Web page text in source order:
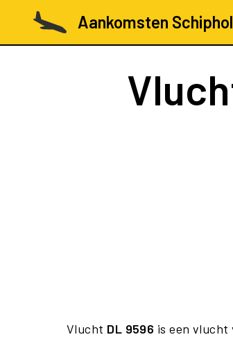
Aankomsten Schiphol
Vlucht DL 9596 is een vlucht